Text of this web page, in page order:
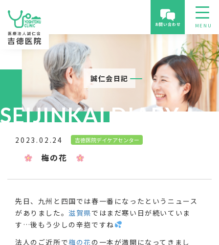
お問い合わせ
誠仁会日記
SEIJINKAI DIARY
2023.02.24 吉徳医院デイケアセンター
梅の花
先日、九州と四国では春一番になったというニュース
がありました。滋賀県ではまだ寒い日が続いていま
す…後もう少しの辛抱ですね
法人のご近所で梅の花の一本が満開になってきまし